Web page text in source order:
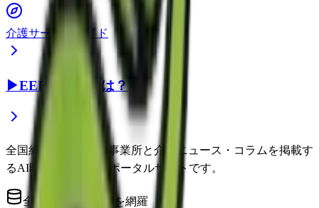
介護サービスガイド
▶EEFUL DBとは？
全国約22万件の介護事業所と介護ニュース・コラムを掲載す
るAI時代の介護情報ポータルサイトです。
全国の介護事業所を網羅